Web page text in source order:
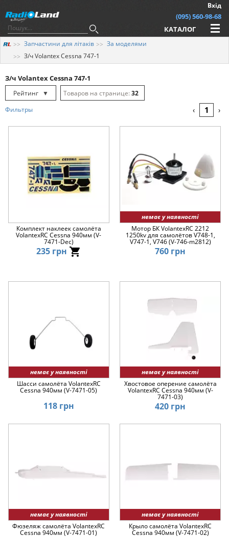
Вхід
(095) 560-98-68
КАТАЛОГ
Запчастини для літаків
За моделями
З/ч Volantex Cessna 747-1
З/ч Volantex Cessna 747-1
Рейтинг
▼
Рейтинг
Ціна ▲
Ціна ▼
32
Фильтры ‹ 1 ›
Комплект наклеек самолёта
VolantexRC Cessna 940мм (V-
7471-Dec)
235 грн
немає у наявності
Мотор БК VolantexRC 2212
1250kv для самолётов V748-1,
V747-1, V746 (V-746-m2812)
760 грн
немає у наявності
Шасси самолёта VolantexRC
Cessna 940мм (V-7471-05)
118 грн
немає у наявності
Хвостовое оперение самолёта
VolantexRC Cessna 940мм (V-
7471-03)
420 грн
немає у наявності
Фюзеляж самолёта VolantexRC
Cessna 940мм (V-7471-01)
немає у наявності
Крыло самолёта VolantexRC
Cessna 940мм (V-7471-02)